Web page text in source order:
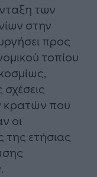
των
στην
προς
τοπίου
κρατών που
οι
της ετήσιας